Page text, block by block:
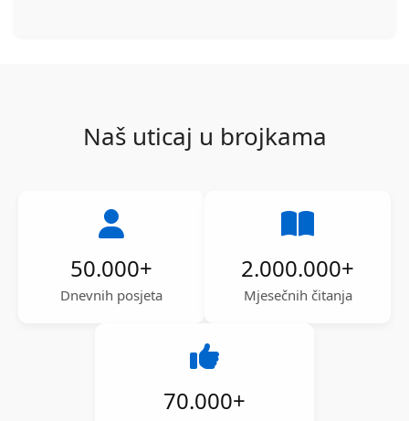
Naš uticaj u brojkama
50.000+
Dnevnih posjeta
2.000.000+
Mjesečnih čitanja
70.000+